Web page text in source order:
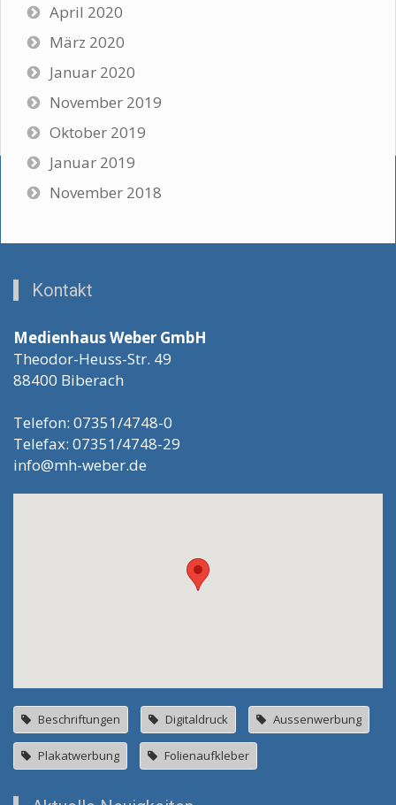
April 2020
März 2020
Januar 2020
November 2019
Oktober 2019
Januar 2019
November 2018
Kontakt
Medienhaus Weber GmbH
Theodor-Heuss-Str. 49
88400 Biberach
Telefon: 07351/4748-0
Telefax: 07351/4748-29
info@mh-weber.de
Beschriftungen Digitaldruck Aussenwerbung
Plakatwerbung Folienaufkleber